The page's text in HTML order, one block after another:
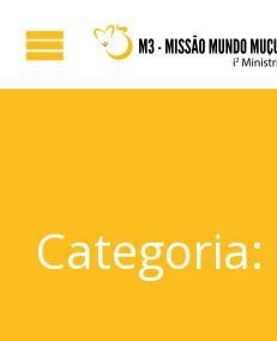
Categoria: